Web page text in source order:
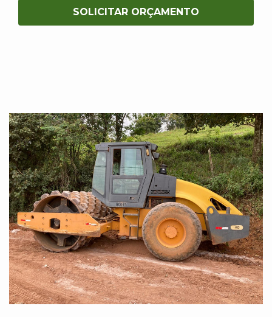
SOLICITAR ORÇAMENTO